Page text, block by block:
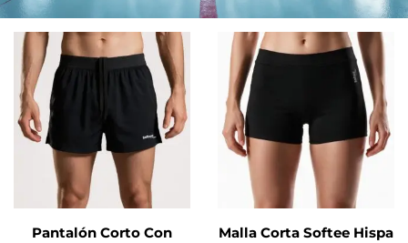
Pantalón Corto Con
Malla Corta Softee Hispa